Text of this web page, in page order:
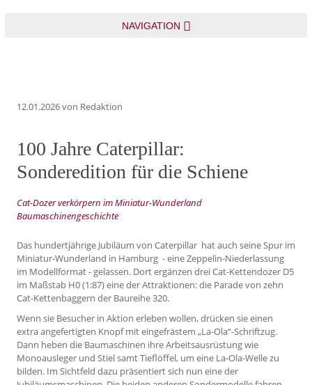
NAVIGATION
12.01.2026von Redaktion
100 Jahre Caterpillar:
Sonderedition für die Schiene
Cat-Dozer verkörpern im Miniatur-Wunderland
Baumaschinengeschichte
Das hundertjährige Jubiläum von Caterpillar hat auch seine Spur im
Miniatur-Wunderland in Hamburg - eine Zeppelin-Niederlassung
im Modellformat - gelassen. Dort ergänzen drei Cat-Kettendozer D5
im Maßstab H0 (1:87) eine der Attraktionen: die Parade von zehn
Cat-Kettenbaggern der Baureihe 320.
Wenn sie Besucher in Aktion erleben wollen, drücken sie einen
extra angefertigten Knopf mit eingefrästem „La-Ola“-Schriftzug.
Dann heben die Baumaschinen ihre Arbeitsausrüstung wie
Monoausleger und Stiel samt Tieflöffel, um eine La-Ola-Welle zu
bilden. Im Sichtfeld dazu präsentiert sich nun eine der